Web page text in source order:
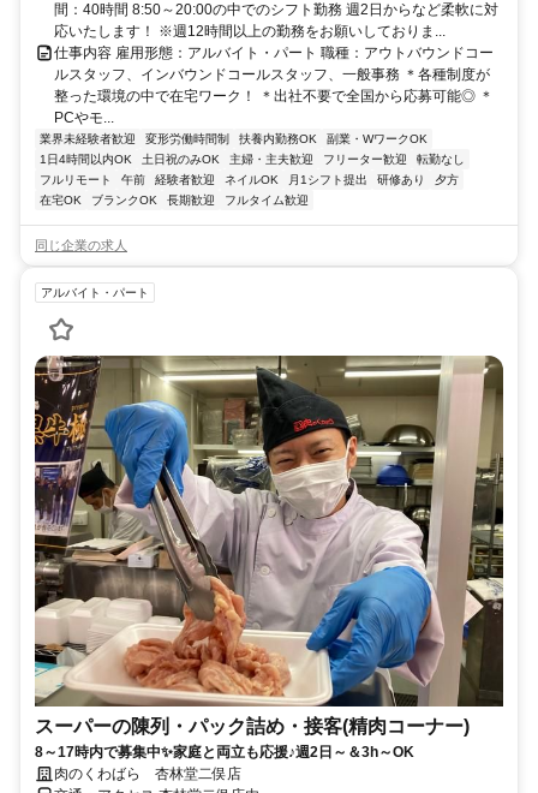
間：40時間 8:50～20:00の中でのシフト勤務 週2日からなど柔軟に対
応いたします！ ※週12時間以上の勤務をお願いしておりま...
仕事内容 雇用形態：アルバイト・パート 職種：アウトバウンドコー
ルスタッフ、インバウンドコールスタッフ、一般事務 ＊各種制度が
整った環境の中で在宅ワーク！ ＊出社不要で全国から応募可能◎ ＊
PCやモ...
業界未経験者歓迎 変形労働時間制 扶養内勤務OK
副業・WワークOK
1日4時間以内OK
土日祝のみOK 主婦・主夫歓迎 フリーター歓迎
転勤なし
フルリモート
午前 経験者歓迎 ネイルOK 月1シフト提出 研修あり
夕方
在宅OK
ブランクOK 長期歓迎 フルタイム歓迎
同じ企業の求人
アルバイト・パート
スーパーの陳列・パック詰め・接客(精肉コーナー)
8～17時内で募集中✨家庭と両立も応援♪週2日～＆3h～OK
肉のくわばら 杏林堂二俣店